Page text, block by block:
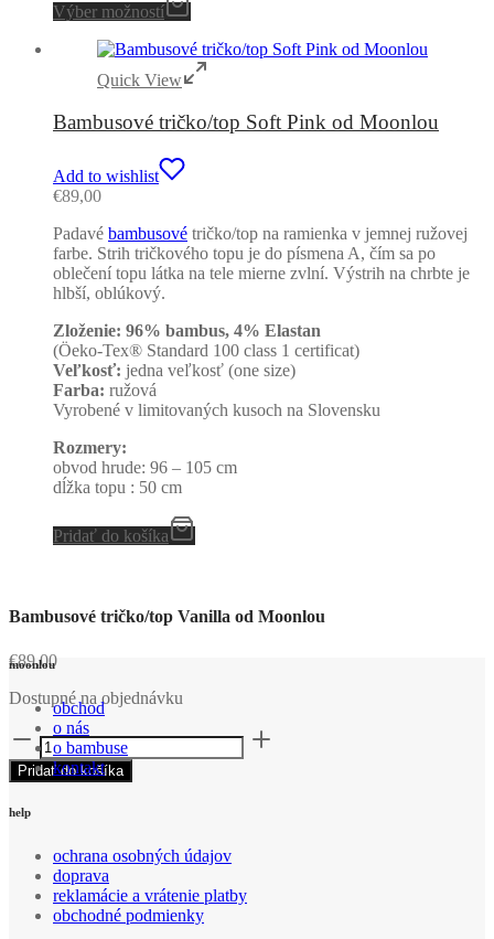
Výber možností
Quick View
Bambusové tričko/top Soft Pink od Moonlou
Add to wishlist
€89,00
Padavé bambusové tričko/top na ramienka v jemnej ružovej
farbe. Strih tričkového topu je do písmena A, čím sa po
oblečení topu látka na tele mierne zvlní. Výstrih na chrbte je
hlbší, oblúkový.
Zloženie: 96% bambus, 4% Elastan
(Öeko-Tex® Standard 100 class 1 certificat)
Veľkosť: jedna veľkosť (one size)
Farba: ružová
Vyrobené v limitovaných kusoch na Slovensku
Rozmery:
obvod hrude: 96 – 105 cm
dĺžka topu : 50 cm
Pridať do košíka
Bambusové tričko/top Vanilla od Moonlou
€89,00
Dostupné na objednávku
množstvo
Bambusové
tričko/top
Pridať do košíka
moonlou
obchod
o nás
o bambuse
kontakt
help
ochrana osobných údajov
doprava
reklamácie a vrátenie platby
obchodné podmienky